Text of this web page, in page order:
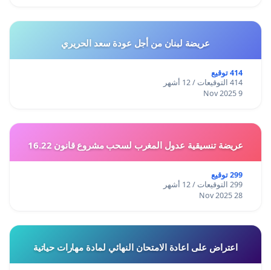
عريضة لبنان من أجل عودة سعد الحريري
414 توقيع
414 التوقيعات / 12 أشهر
9 Nov 2025
عريضة تنسيقية عدول المغرب لسحب مشروع قانون 16.22
299 توقيع
299 التوقيعات / 12 أشهر
28 Nov 2025
اعتراض على اعادة الامتحان النهائي لمادة مهارات حياتية